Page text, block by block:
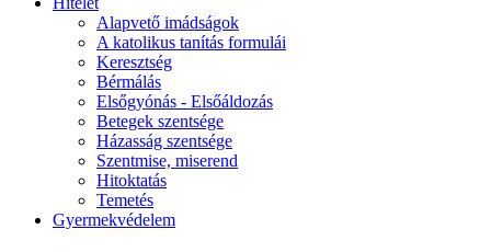
Alapvető imádságok
A katolikus tanítás formulái
Keresztség
Bérmálás
Elsőgyónás - Elsőáldozás
Betegek szentsége
Házasság szentsége
Szentmise, miserend
Hitoktatás
Temetés
Gyermekvédelem